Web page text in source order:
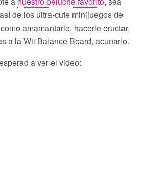
de los ultra-cute minijuegos de
amamantarlo, hacerle eructar,
a la Wii Balance Board, acunarlo.
a ver el video: